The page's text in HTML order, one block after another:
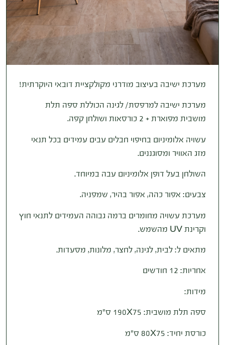
מערכת ישיבה בעיצוב מודרני מקולקציית דובאי היוקרתית!
מערכת ישיבה למרפסת/ לגינה הכוללת ספה תלת
מושבית מפוארת + 2 כורסאות ושולחן קפה.
עשויה אלומיניום בחיפוי חבלים עבים עמידים בכל תנאי
מזג האוויר ומסוגננים.
השולחן בעל דופן אלומיניום עבה במיוחד.
צבעים: אפור כהה, אפור בהיר, שמפניה.
מערכת עשויה מחומרים ברמה גבוהה העמידים לתנאי חוץ
וקרינת UV מהשמש.
מתאים ל: לבית, לגינה, לחצר, מלונות, מסעדות.
אחריות: 12 חודשים
מידות:
ספה תלת מושבית: 190X75 ס”מ
כורסת יחיד: 80X75 ס”מ